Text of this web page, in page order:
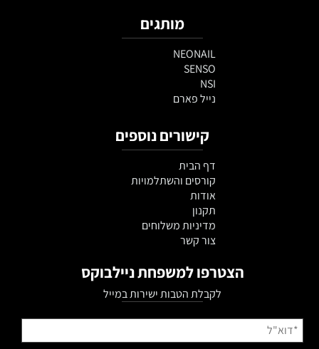
מותגים
NEONAIL
SENSO
NSI
נייל פארם
קישורים נוספים
דף הבית
קורסים והשתלמויות
אודות
תקנון
מדיניות משלוחים
צור קשר
הצטרפו למשפחת ניילבוקס
לקבלת הטבות ישירות במייל